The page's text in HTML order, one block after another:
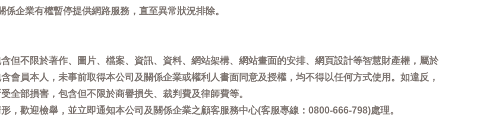
企業有權暫停提供網路服務，直至異常狀況排除。
但不限於著作、圖片、檔案、資訊、資料、網站架構、網站畫面的安排、網頁設計等智慧財產權，屬於
會員本人，未事前取得本公司及關係企業或權利人書面同意及授權，均不得以任何方式使用。如違反，
全部損害，包含但不限於商譽損失、裁判費及律師費等。
，歡迎檢舉，並立即通知本公司及關係企業之顧客服務中心(客服專線：0800-666-798)處理。